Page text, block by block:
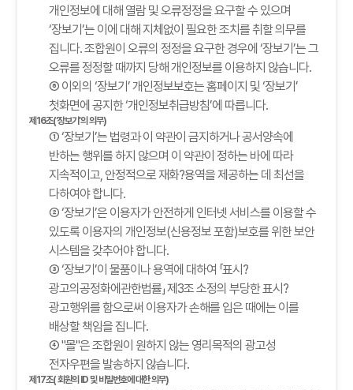
개인정보에 대해 열람 및 오류정정을 요구할 수 있으며
‘장보기’는 이에 대해 지체없이 필요한 조치를 취할 의무를
집니다. 조합원이 오류의 정정을 요구한 경우에 ‘장보기’는 그
오류를 정정할 때까지 당해 개인정보를 이용하지 않습니다.
⑥ 이외의 ‘장보기’ 개인정보보호는 홈페이지 및 ‘장보기’
첫화면에 공지한 ‘개인정보취급방침’에 따릅니다.
제16조(‘장보기’의 의무)
① ‘장보기’는 법령과 이 약관이 금지하거나 공서양속에
반하는 행위를 하지 않으며 이 약관이 정하는 바에 따라
지속적이고, 안정적으로 재화?용역을 제공하는 데 최선을
다하여야 합니다.
② ‘장보기’은 이용자가 안전하게 인터넷 서비스를 이용할 수
있도록 이용자의 개인정보(신용정보 포함)보호를 위한 보안
시스템을 갖추어야 합니다.
③ ‘장보기’이 물품이나 용역에 대하여 「표시?
광고의공정화에관한법률」 제3조 소정의 부당한 표시?
광고행위를 함으로써 이용자가 손해를 입은 때에는 이를
배상할 책임을 집니다.
④ "몰"은 조합원이 원하지 않는 영리목적의 광고성
전자우편을 발송하지 않습니다.
제17조( 회원의 ID 및 비밀번호에 대한 의무)